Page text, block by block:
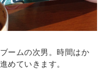
ームの次男。時間はか
めていきます。